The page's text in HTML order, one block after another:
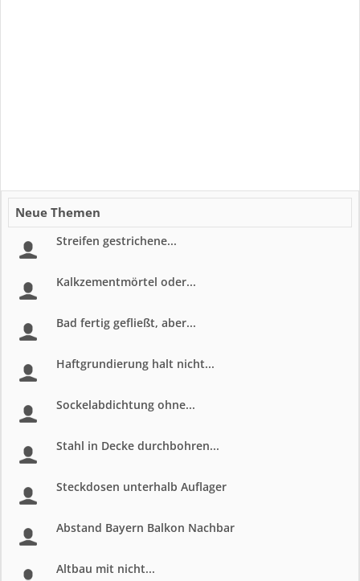
Neue Themen
Streifen gestrichene...
Kalkzementmörtel oder...
Bad fertig gefließt, aber...
Haftgrundierung halt nicht...
Sockelabdichtung ohne...
Stahl in Decke durchbohren...
Steckdosen unterhalb Auflager
Abstand Bayern Balkon Nachbar
Altbau mit nicht...